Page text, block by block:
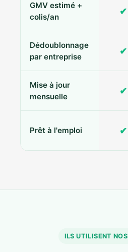
GMV estimé +
colis/an
✔
Dédoublonnage
par entreprise
✔
Mise à jour
mensuelle
✔
Prêt à l'emploi ✔
ILS UTILISENT